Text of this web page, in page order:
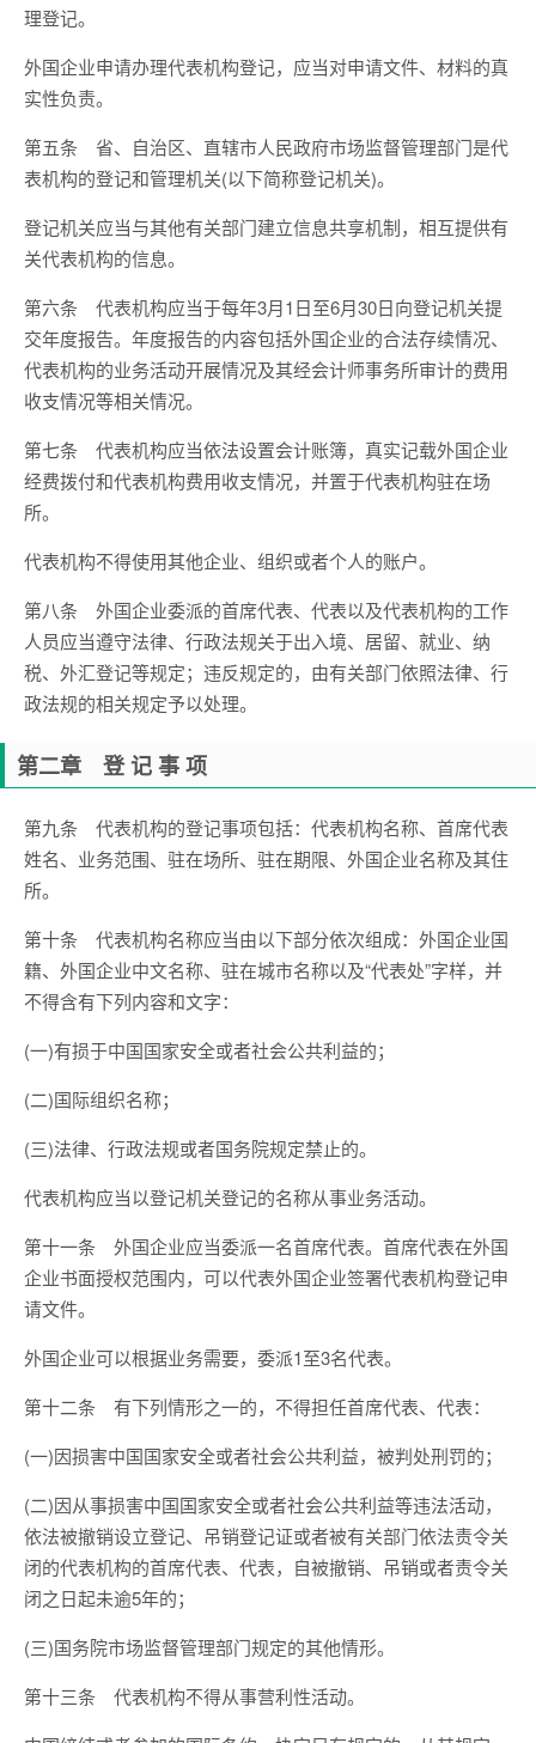
理登记。
外国企业申请办理代表机构登记，应当对申请文件、材料的真
实性负责。
第五条 省、自治区、直辖市人民政府市场监督管理部门是代
表机构的登记和管理机关(以下简称登记机关)。
登记机关应当与其他有关部门建立信息共享机制，相互提供有
关代表机构的信息。
第六条 代表机构应当于每年3月1日至6月30日向登记机关提
交年度报告。年度报告的内容包括外国企业的合法存续情况、
代表机构的业务活动开展情况及其经会计师事务所审计的费用
收支情况等相关情况。
第七条 代表机构应当依法设置会计账簿，真实记载外国企业
经费拨付和代表机构费用收支情况，并置于代表机构驻在场
所。
代表机构不得使用其他企业、组织或者个人的账户。
第八条 外国企业委派的首席代表、代表以及代表机构的工作
人员应当遵守法律、行政法规关于出入境、居留、就业、纳
税、外汇登记等规定；违反规定的，由有关部门依照法律、行
政法规的相关规定予以处理。
第二章 登 记 事 项
第九条 代表机构的登记事项包括：代表机构名称、首席代表
姓名、业务范围、驻在场所、驻在期限、外国企业名称及其住
所。
第十条 代表机构名称应当由以下部分依次组成：外国企业国
籍、外国企业中文名称、驻在城市名称以及“代表处”字样，并
不得含有下列内容和文字：
(一)有损于中国国家安全或者社会公共利益的；
(二)国际组织名称；
(三)法律、行政法规或者国务院规定禁止的。
代表机构应当以登记机关登记的名称从事业务活动。
第十一条 外国企业应当委派一名首席代表。首席代表在外国
企业书面授权范围内，可以代表外国企业签署代表机构登记申
请文件。
外国企业可以根据业务需要，委派1至3名代表。
第十二条 有下列情形之一的，不得担任首席代表、代表：
(一)因损害中国国家安全或者社会公共利益，被判处刑罚的；
(二)因从事损害中国国家安全或者社会公共利益等违法活动，
依法被撤销设立登记、吊销登记证或者被有关部门依法责令关
闭的代表机构的首席代表、代表，自被撤销、吊销或者责令关
闭之日起未逾5年的；
(三)国务院市场监督管理部门规定的其他情形。
第十三条 代表机构不得从事营利性活动。